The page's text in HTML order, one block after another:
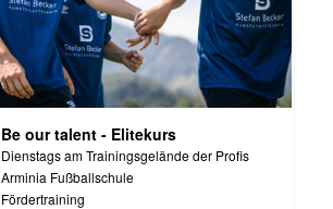
Be our talent - Elitekurs
Dienstags am Trainingsgelände der Profis
Arminia Fußballschule
Fördertraining